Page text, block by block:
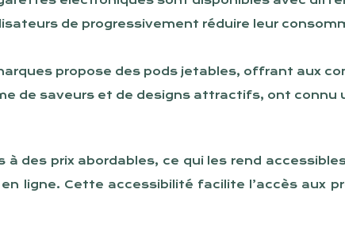
de progressivement réduire leur
propose des pods jetables, offrant aux
de saveurs et de designs attractifs, ont
des prix abordables, ce qui les rend
ligne. Cette accessibilité facilite l’accès aux